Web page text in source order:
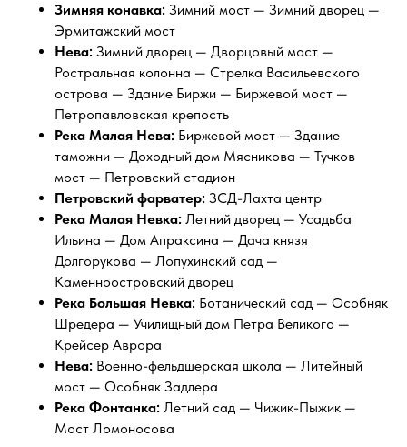
Зимняя конавка: Зимний мост — Зимний дворец —
Эрмитажский мост
Нева: Зимний дворец — Дворцовый мост —
Ростральная колонна — Стрелка Васильевского
острова — Здание Биржи — Биржевой мост —
Петропавловская крепость
Река Малая Нева: Биржевой мост — Здание
таможни — Доходный дом Мясникова — Тучков
мост — Петровский стадион
Петровский фарватер: ЗСД-Лахта центр
Река Малая Невка: Летний дворец — Усадьба
Ильина — Дом Апраксина — Дача князя
Долгорукова — Лопухинский сад —
Каменноостровский дворец
Река Большая Невка: Ботанический сад — Особняк
Шредера — Училищный дом Петра Великого —
Крейсер Аврора
Нева: Военно-фельдшерская школа — Литейный
мост — Особняк Задлера
Река Фонтанка: Летний сад — Чижик-Пыжик —
Мост Ломоносова